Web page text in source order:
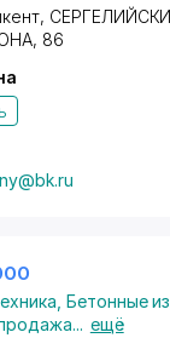
, 86
Бетонные
... ещё